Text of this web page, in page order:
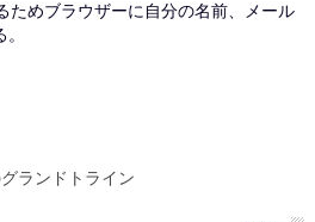
ためブラウザーに自分の名前、メール
ランドトライン